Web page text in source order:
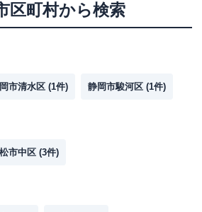
区町村から検索
市清水区 (1件) 静岡市駿河区 (1件)
市中区 (3件)